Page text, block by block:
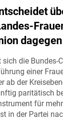
dagegen
die Bundes-
einer
ab der
paritätisch
für mehr
in der Partei